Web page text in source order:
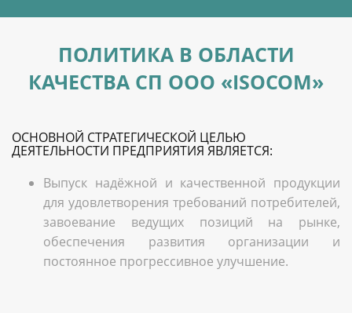
ПОЛИТИКА В ОБЛАСТИ
КАЧЕСТВА СП ООО «ISOCOM»
ОСНОВНОЙ СТРАТЕГИЧЕСКОЙ ЦЕЛЬЮ
ДЕЯТЕЛЬНОСТИ ПРЕДПРИЯТИЯ ЯВЛЯЕТСЯ:
Выпуск надёжной и качественной продукции
для удовлетворения требований потребителей,
завоевание ведущих позиций на рынке,
обеспечения развития организации и
постоянное прогрессивное улучшение.